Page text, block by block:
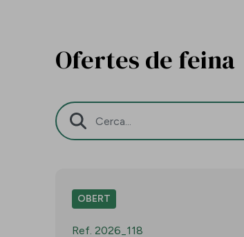
Ofertes de feina
Barra de cerca
OBERT
Ref. 2026_118